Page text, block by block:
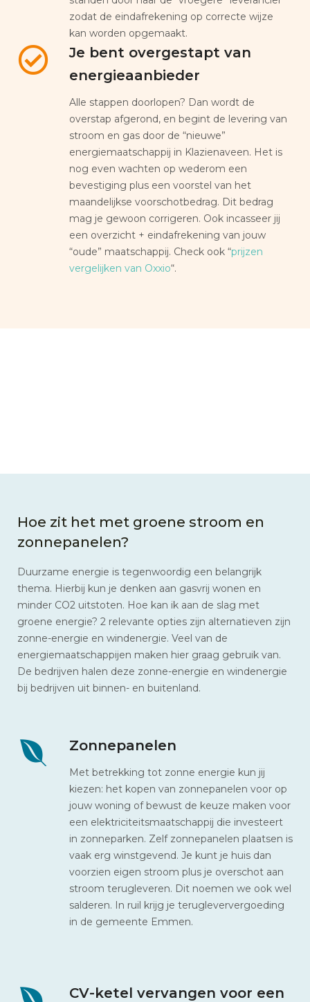
zodat de eindafrekening op correcte wijze
kan worden opgemaakt.
Je bent overgestapt van
energieaanbieder
Alle stappen doorlopen? Dan wordt de
overstap afgerond, en begint de levering van
stroom en gas door de “nieuwe”
energiemaatschappij in Klazienaveen. Het is
nog even wachten op wederom een
bevestiging plus een voorstel van het
maandelijkse voorschotbedrag. Dit bedrag
mag je gewoon corrigeren. Ook incasseer jij
een overzicht + eindafrekening van jouw
“oude” maatschappij. Check ook “prijzen
vergelijken van Oxxio“.
Hoe zit het met groene stroom en
zonnepanelen?
Duurzame energie is tegenwoordig een belangrijk
thema. Hierbij kun je denken aan gasvrij wonen en
minder CO2 uitstoten. Hoe kan ik aan de slag met
groene energie? 2 relevante opties zijn alternatieven zijn
zonne-energie en windenergie. Veel van de
energiemaatschappijen maken hier graag gebruik van.
De bedrijven halen deze zonne-energie en windenergie
bij bedrijven uit binnen- en buitenland.
Zonnepanelen
Met betrekking tot zonne energie kun jij
kiezen: het kopen van zonnepanelen voor op
jouw woning of bewust de keuze maken voor
een elektriciteitsmaatschappij die investeert
in zonneparken. Zelf zonnepanelen plaatsen is
vaak erg winstgevend. Je kunt je huis dan
voorzien eigen stroom plus je overschot aan
stroom terugleveren. Dit noemen we ook wel
salderen. In ruil krijg je terugleververgoeding
in de gemeente Emmen.
CV-ketel vervangen voor een